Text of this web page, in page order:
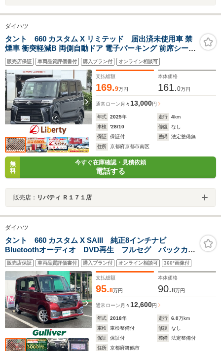
ダイハツ
タント 660 カスタム X リミテッド 届出済未使用車 禁
煙車 衝突軽減B 両側自動ドア 電子パーキング 前席シート
ヒーター LEDヘッドライト フォグライト スマートキー
プッシュスタート アイドリングストップ アダプティブク
ルーズコントロール ETC
販売店保証 車両品質評価書付 購入プラン付 オンライン相談可
支払総額
169.9万円
本体価格
161.0万円
通常ローン 月々 13,000円
年式 2025年 走行 4km
車検
'28/10 修復
なし
保証
保証付 整備
法定整備無
住所
京都府京都市南区
無
料
今すぐ在庫確認・見積依頼
電話する
販売店： リバティ Ｒ１７１店
ダイハツ
タント 660 カスタム X SAIII 純正8インチナビ
Bluetoothオーディオ DVD再生 フルセグ バックカメ
ラ パワースライドドア ドライブレコーダー LEDヘ
ッドライト オートライト ETC スマートキー エコ
アイドル
販売店保証 車両品質評価書付 購入プラン付 オンライン相談可 360°画像付
支払総額
95.8万円
本体価格
90.8万円
通常ローン 月々 12,600円
年式 2018年 走行 6.0万km
車検
車検整備付 修復
なし
保証
保証付 整備
法定整備付
住所
京都府舞鶴市